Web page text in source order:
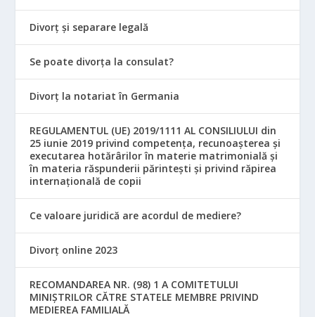
Divorț și separare legală
Se poate divorța la consulat?
Divorț la notariat în Germania
REGULAMENTUL (UE) 2019/1111 AL CONSILIULUI din
25 iunie 2019 privind competența, recunoașterea și
executarea hotărârilor în materie matrimonială și
în materia răspunderii părintești și privind răpirea
internațională de copii
Ce valoare juridică are acordul de mediere?
Divorț online 2023
RECOMANDAREA NR. (98) 1 A COMITETULUI
MINIŞTRILOR CĂTRE STATELE MEMBRE PRIVIND
MEDIEREA FAMILIALĂ